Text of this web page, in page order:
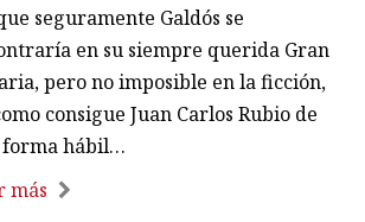
seguramente Galdós se
en su siempre querida Gran
pero no imposible en la ficción,
consigue Juan Carlos Rubio de
forma hábil…
más